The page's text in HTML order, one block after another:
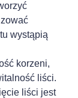
wystąpią
korzeni,
liści.
liści jest